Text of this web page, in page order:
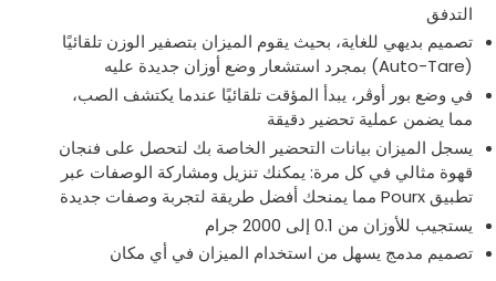
التدفق
تصميم بديهي للغاية، بحيث يقوم الميزان بتصفير الوزن تلقائيًا
(Auto-Tare) بمجرد استشعار وضع أوزان جديدة عليه
في وضع بور أوڤر، يبدأ المؤقت تلقائيًا عندما يكتشف الصب،
مما يضمن عملية تحضير دقيقة
يسجل الميزان بيانات التحضير الخاصة بك لتحصل على فنجان
قهوة مثالي في كل مرة: يمكنك تنزيل ومشاركة الوصفات عبر
تطبيق Pourx مما يمنحك أفضل طريقة لتجربة وصفات جديدة
يستجيب للأوزان من 0.1 إلى 2000 جرام
تصميم مدمج يسهل من استخدام الميزان في أي مكان